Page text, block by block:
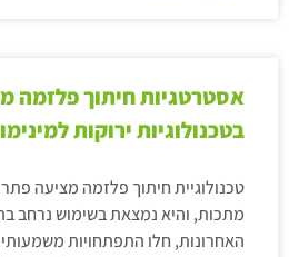
אסטרטגיות חיתוך פלזמה
בטכנולוגיות ירוקות
טכנולוגיית חיתוך פלזמה מציעה
מתכות, והיא נמצאת בשימוש נרחב
האחרונות, חלו התפתחויות